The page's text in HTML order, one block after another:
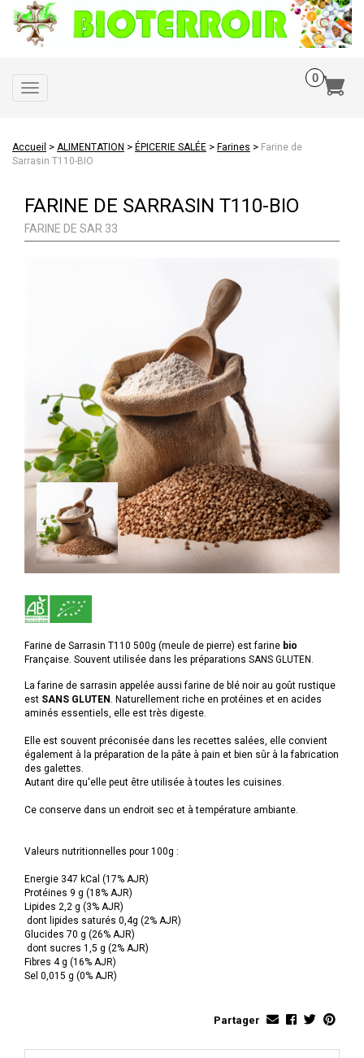
Toggle
navigation
Accueil > ALIMENTATION > ÉPICERIE SALÉE > Farines > Farine de
Sarrasin T110-BIO
FARINE DE SARRASIN T110-BIO
FARINE DE SAR 33
Farine de Sarrasin T110 500g (meule de pierre) est farine bio
Française. Souvent utilisée dans les préparations SANS GLUTEN.
La farine de sarrasin appelée aussi farine de blé noir au goût rustique
est SANS GLUTEN . Naturellement riche en protéines et en acides
aminés essentiels, elle est très digeste.
Elle est souvent préconisée dans les recettes salées, elle convient
également à la préparation de la pâte à pain et bien sûr à la fabrication
des galettes.
Autant dire qu'elle peut être utilisée à toutes les cuisines.
Ce conserve dans un endroit sec et à température ambiante.
Valeurs nutritionnelles pour 100g :
Energie 347 kCal (17% AJR)
Protéines 9 g (18% AJR)
Lipides 2,2 g (3% AJR)
dont lipides saturés 0,4g (2% AJR)
Glucides 70 g (26% AJR)
dont sucres 1,5 g (2% AJR)
Fibres 4 g (16% AJR)
Sel 0,015 g (0% AJR)
Partager